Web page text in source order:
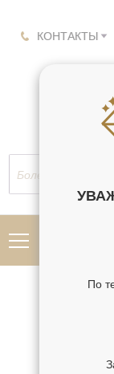
КОНТАКТЫ
По